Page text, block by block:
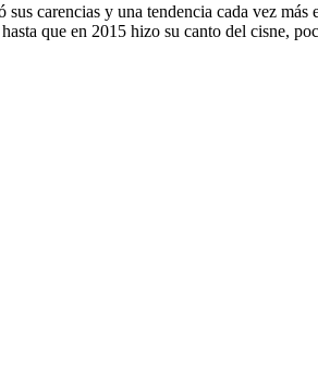
sus carencias y una tendencia cada vez
que en 2015 hizo su canto del cisne,